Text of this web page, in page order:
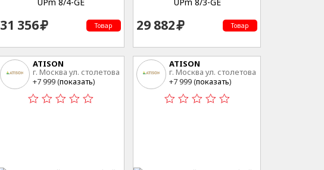
31 356 Товар 29 882 Товар
ATISON
г. Москва ул. столетова
15
+7 999 (показать)
ATISON
г. Москва ул. столетова
15
+7 999 (показать)